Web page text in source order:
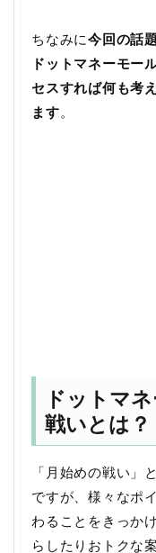
ちなみに今回の話
ドットマネーモー
セスすれば何も考
ます。
ドットマ
戦いとは？
「月始めの戦い」
ですが、様々なポ
わることをきっか
らしたりおトクな